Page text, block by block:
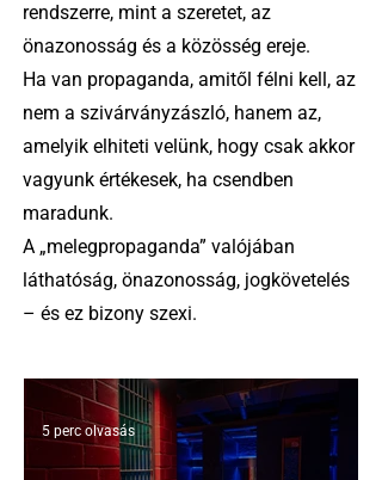
rendszerre, mint a szeretet, az
önazonosság és a közösség ereje.
Ha van propaganda, amitől félni kell, az
nem a szivárványzászló, hanem az,
amelyik elhiteti velünk, hogy csak akkor
vagyunk értékesek, ha csendben
maradunk.
A „melegpropaganda” valójában
láthatóság, önazonosság, jogkövetelés
– és ez bizony szexi.
5 perc olvasás